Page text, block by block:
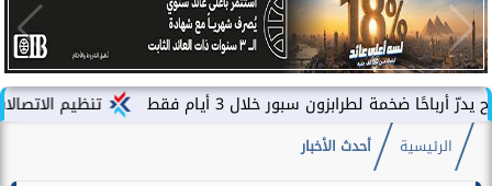
تنظيم الاتصالات يصدر سبور خلال 3 أيام فقط
الرئيسية أحدث الأخبار